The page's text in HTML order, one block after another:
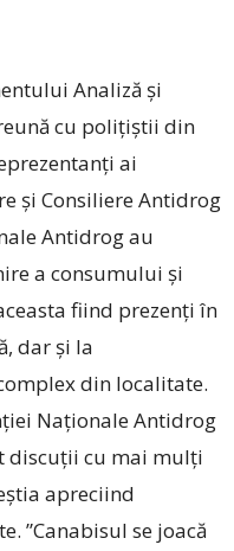
Analiză și
cu polițiștii din
ai
și Consiliere Antidrog
Antidrog au
a consumului și
fiind prezenți în
dar și la
din localitate.
Naționale Antidrog
discuții cu mai mulți
apreciind
”Canabisul se joacă